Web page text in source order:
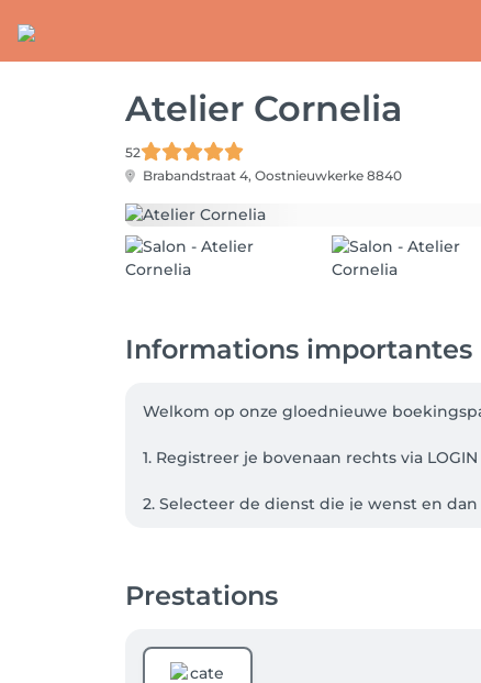
Atelier Cornelia
52
Brabandstraat 4, Oostnieuwkerke 8840
Informations importantes
Welkom op onze gloednieuwe
1. Registreer je bovenaan rechts via
2. Selecteer de dienst die je wenst en
verplaatsen of tot 48 uur vooraf de
Prestations